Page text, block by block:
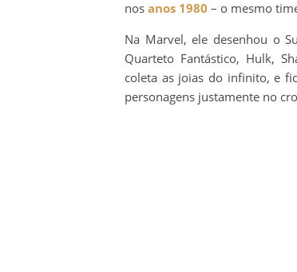
nos anos 1980 – o mesmo
Na Marvel, ele desenhou o
Quarteto Fantástico, Hulk,
coleta as joias do infinito, e
personagens justamente no